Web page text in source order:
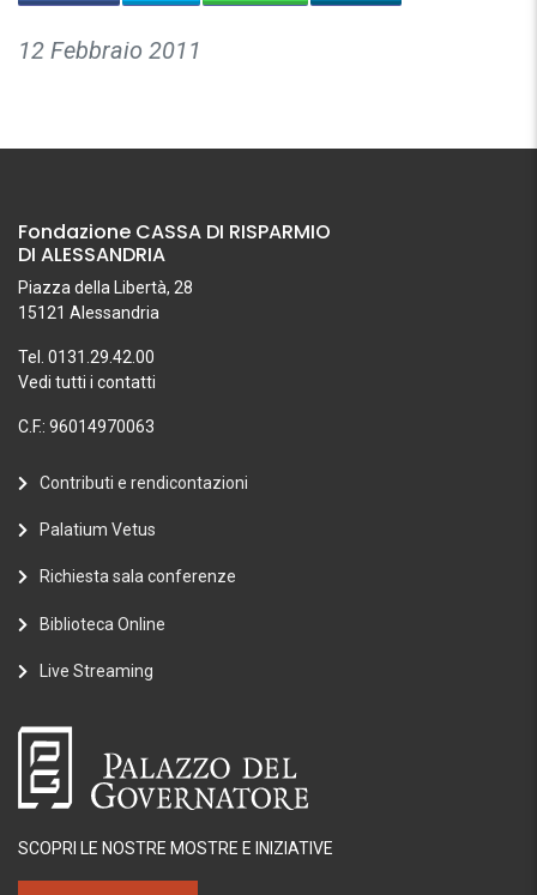
12 Febbraio 2011
Fondazione CASSA DI RISPARMIO
DI ALESSANDRIA
Piazza della Libertà, 28
15121 Alessandria
Tel. 0131.29.42.00
Vedi tutti i contatti
C.F.: 96014970063
Contributi e rendicontazioni
Palatium Vetus
Richiesta sala conferenze
Biblioteca Online
Live Streaming
SCOPRI LE NOSTRE MOSTRE E INIZIATIVE